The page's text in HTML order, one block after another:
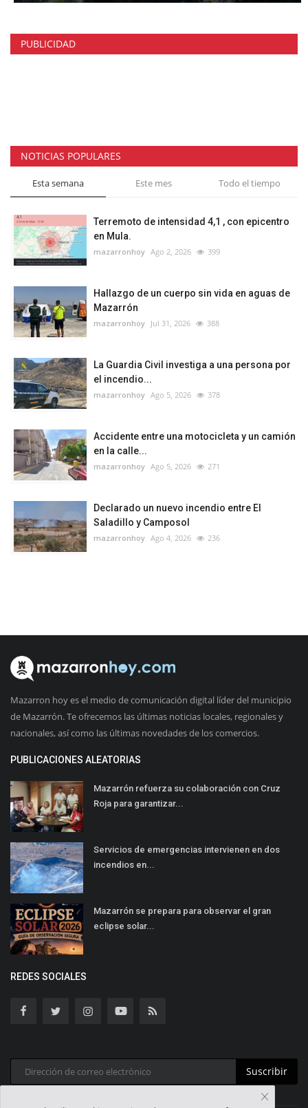
PUBLICIDAD
NOTICIAS POPULARES
Esta semana Este mes Todo el tiempo
Terremoto de intensidad 4,1 , con epicentro
en Mula.
mazarronhoy Ago 2, 2026 399
Hallazgo de un cuerpo sin vida en aguas de
Mazarrón
mazarronhoy Jul 31, 2026 388
La Guardia Civil investiga a una persona por
el incendio...
mazarronhoy Ago 5, 2026 378
Accidente entre una motocicleta y un camión
en la calle...
mazarronhoy Ago 5, 2026 271
Declarado un nuevo incendio entre El
Saladillo y Camposol
mazarronhoy Ago 4, 2026 236
Mazarron hoy es el medio de comunicación digital líder del municipio
de Mazarrón. Te ofrecemos las últimas noticias locales, regionales y
nacionales, así como las últimas novedades de los comercios.
PUBLICACIONES ALEATORIAS
Mazarrón refuerza su colaboración con Cruz
Roja para garantizar...
Servicios de emergencias intervienen en dos
incendios en...
Mazarrón se prepara para observar el gran
eclipse solar...
REDES SOCIALES
Suscribir